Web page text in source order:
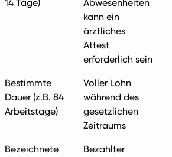
14 Tage)
Abwesenheiten
kann ein
ärztliches
Attest
erforderlich sein
Bestimmte
Dauer (z.B. 84
Arbeitstage)
Voller Lohn
während des
gesetzlichen
Zeitraums
Bezeichnete
Bezahlter